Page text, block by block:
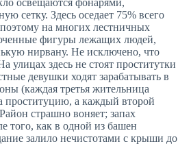
освещаются фонарями,
сетку. Здесь оседает 75% всего
на многих лестничных
фигуры лежащих людей,
нирвану. Не исключено, что
улицах здесь не стоят проститутки
девушки ходят зарабатывать в
(каждая третья жительница
проституцию, а каждый второй
страшно воняет; запах
того, как в одной из башен
залило нечистотами с крыши до